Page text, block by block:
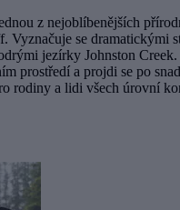
z nejoblíbenějších
Vyznačuje se dramatickými
jezírky Johnston
prostředí a projdi se po
rodiny a lidi všech úrovní